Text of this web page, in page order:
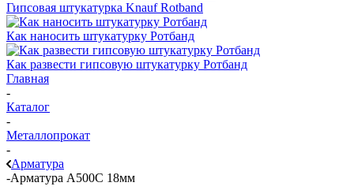
Гипсовая штукатурка Knauf Rotband
Как наносить штукатурку Ротбанд
Как развести гипсовую штукатурку Ротбанд
Главная
-
Каталог
-
Металлопрокат
-
Арматура
-Арматура А500С 18мм